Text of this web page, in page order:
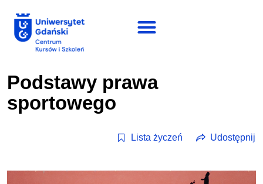
Podstawy prawa
sportowego
Lista życzeń Udostępnij